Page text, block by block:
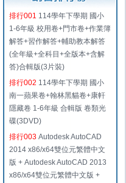
排行001 114學年下學期 國小
1-6年級 校用卷+門市卷+作業簿
解答+習作解答+輔助教本解答
(全年級+全科目+全版本+含解
答)合輯版(3片裝)
排行002 114學年下學期 國小
南一蘋果卷+翰林黑貓卷+康軒
隱藏卷 1-6年級 合輯版 卷類光
碟(3DVD)
排行003 Autodesk AutoCAD
2014 x86/x64雙位元繁體中文
版 + Autodesk AutoCAD 2013
x86/x64雙位元繁體中文版 +